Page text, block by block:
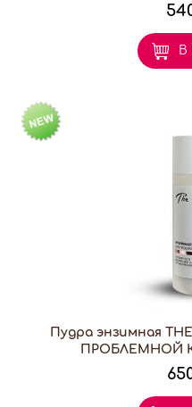
В
Пудра энзимная
ПРОБЛЕМНОЙ